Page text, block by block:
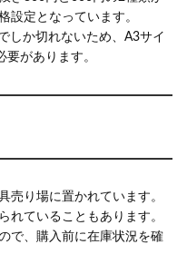
設定となっています。
しか切れないため、A3サイ
があります。
売り場に置かれています。
れていることもあります。
で、購入前に在庫状況を確